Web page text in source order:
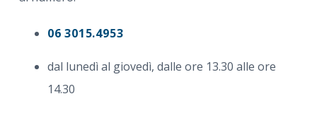
06 3015.4953
dal lunedì al giovedì, dalle ore 13.30 alle ore
14.30